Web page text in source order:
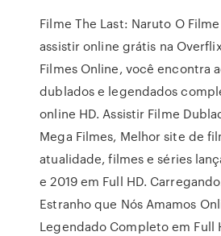
Filme The Last: Naruto O
assistir online grátis na
Filmes Online, você encontra
dublados e legendados
online HD. Assistir Filme
Mega Filmes, Melhor site de
atualidade, filmes e séries
e 2019 em Full HD.
Estranho que Nós Amamos
Legendado Completo em Full